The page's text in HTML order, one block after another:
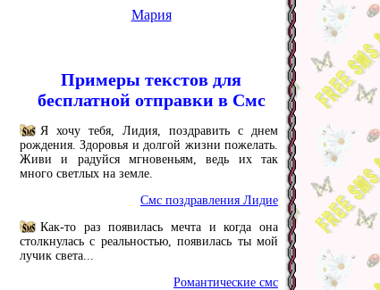
Мария
Примеры текстов для
бесплатной отправки в Смс
Я хочу тебя, Лидия, поздравить с днем
рождения. Здоровья и долгой жизни пожелать.
Живи и радуйся мгновеньям, ведь их так
много светлых на земле.
Смс поздравления Лидие
Как-то раз появилась мечта и когда она
столкнулась с реальностью, появилась ты мой
лучик света...
Романтические смс